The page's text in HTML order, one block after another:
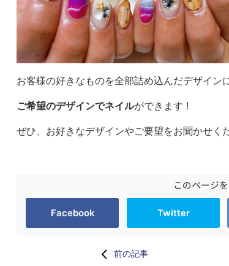
お客様の好きなものを全部詰め込んだデザイン
ご希望のデザインでネイルができます !
ぜひ、お好きなデザインやご要望をお聞かせく
このページ
Facebook Twitter
前の記事